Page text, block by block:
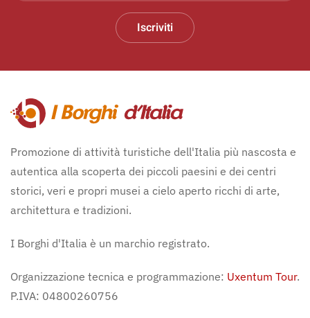
Iscriviti
Promozione di attività turistiche dell'Italia più nascosta e
autentica alla scoperta dei piccoli paesini e dei centri
storici, veri e propri musei a cielo aperto ricchi di arte,
architettura e tradizioni.
I Borghi d'Italia è un marchio registrato.
Organizzazione tecnica e programmazione: Uxentum Tour.
P.IVA: 04800260756